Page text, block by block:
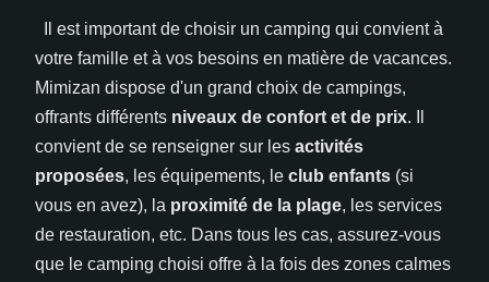
Il est important de choisir un camping qui convient à
votre famille et à vos besoins en matière de vacances.
Mimizan dispose d'un grand choix de campings,
offrants différents niveaux de confort et de prix. Il
convient de se renseigner sur les activités
proposées, les équipements, le club enfants (si
vous en avez), la proximité de la plage, les services
de restauration, etc. Dans tous les cas, assurez-vous
que le camping choisi offre à la fois des zones calmes